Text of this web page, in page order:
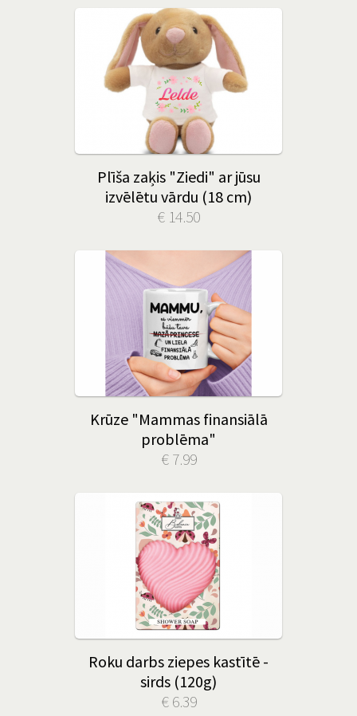
Plīša zaķis "Ziedi" ar jūsu
izvēlētu vārdu (18 cm)
€ 14.50
Krūze "Mammas finansiālā
problēma"
€ 7.99
Roku darbs ziepes kastītē -
sirds (120g)
€ 6.39